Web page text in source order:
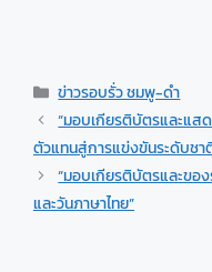
ข่าวรอบรั่ว ชมพู-ดำ
“มอบเกียรติบัตรและแส
ตัวแทนสู่การแข่งขันระดับชา
“มอบเกียรติบัตรและขอ
และวันภาษาไทย”